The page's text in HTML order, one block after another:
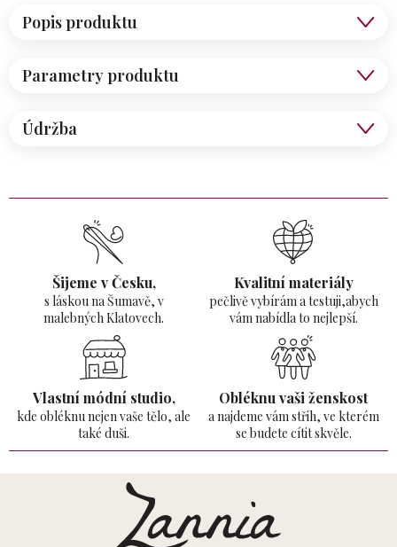
Údržba
Parametry produktu
Popis produktu
Šijeme v Česku,
s láskou na Šumavě, v
malebných Klatovech.
Kvalitní materiály
pečlivě vybírám a testuji,abych
vám nabídla to nejlepší.
Vlastní módní studio,
kde obléknu nejen vaše tělo, ale
také duši.
Obléknu vaši ženskost
a najdeme vám střih, ve kterém
se budete cítit skvěle.